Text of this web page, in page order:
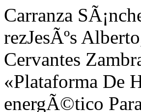
Carranza
rezJesÃºs
Cervantes
«Plataforma De
energÃ©tico